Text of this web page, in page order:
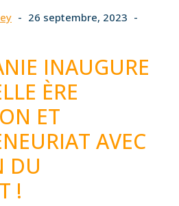
26 septembre, 2023
INAUGURE
ÈRE
ET
AVEC
DU
!